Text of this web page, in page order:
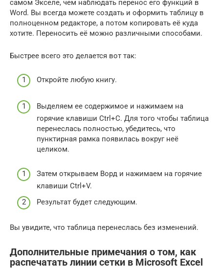
самом Экселе, чем наблюдать перенос его функций в
Word. Вы всегда можете создать и оформить таблицу в
полноценном редакторе, а потом копировать её куда
хотите. Переносить её можно различными способами.
Быстрее всего это делается вот так:
Откройте любую книгу.
Выделяем ее содержимое и нажимаем на
горячие клавиши Ctrl+C. Для того чтобы таблица
перенеслась полностью, убедитесь, что
пунктирная рамка появилась вокруг неё
целиком.
Затем открываем Ворд и нажимаем на горячие
клавиши Ctrl+V.
Результат будет следующим.
Вы увидите, что таблица перенеслась без изменений.
Дополнительные примечания о том, как
распечатать линии сетки в Microsoft Excel